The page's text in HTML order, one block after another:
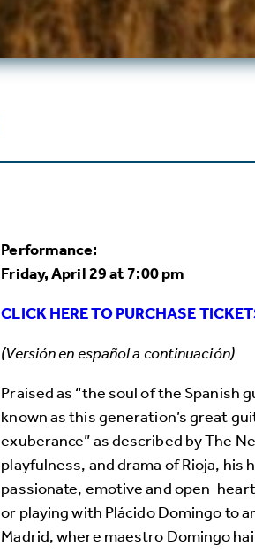
Performance:
Friday, April 29 at 7:00 pm
CLICK HERE TO PURCHASE
(Versión en español a continuación)
Praised as “the soul of the Spanish
known as this generation’s great
exuberance” as described by The
playfulness, and drama of Rioja, his
passionate, emotive and open-
or playing with Plácido Domingo to
Madrid, where maestro Domingo